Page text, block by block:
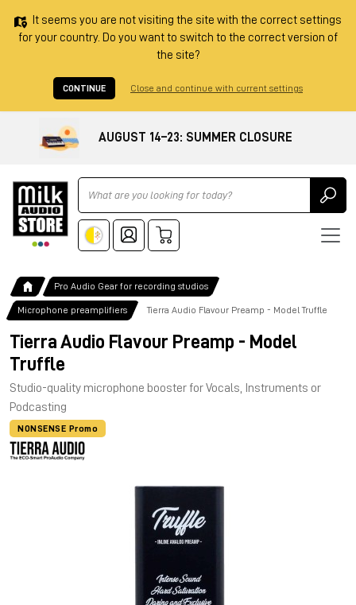
It seems you are not visiting the site with the correct settings
for your country. Do you want to switch to the correct version of
the site?
CONTINUE Close and continue with current settings
AUGUST 14–23: SUMMER CLOSURE
Ricerca
Pro Audio Gear for recording studios
Microphone preamplifiers Tierra Audio Flavour Preamp - Model Truffle
Tierra Audio Flavour Preamp - Model
Truffle
Studio-quality microphone booster for Vocals, Instruments or
Podcasting
NONSENSE Promo